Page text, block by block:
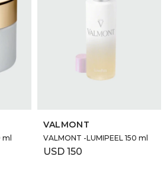
ml
VALMONT
VALMONT -LUMIPEEL 150 ml
USD 150